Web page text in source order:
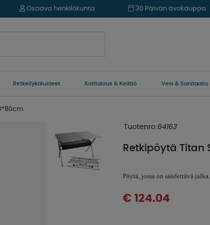
Osaava henkilökunta 30 Päivän avokauppa
Retkeilykalusteet Kotitalous & Keittiö Vesi & Sanitaatio
Tuotenro: 64163
Retkipöytä Titan
Pöytä, jossa on säädettävä
€ 124.04